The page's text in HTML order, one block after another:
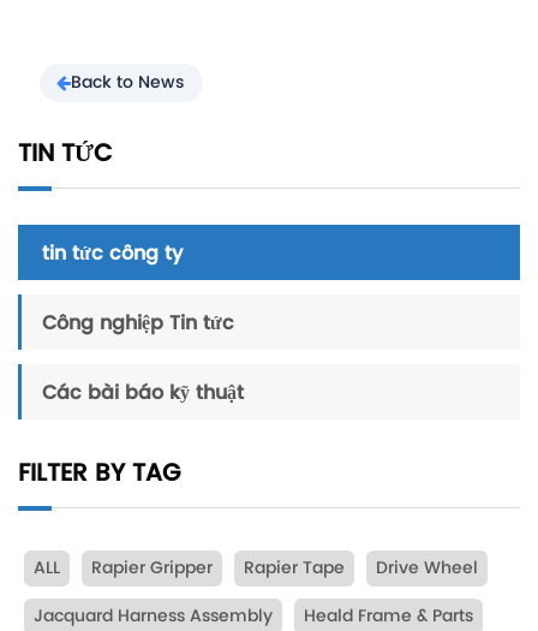
Back to News
TIN TỨC
tin tức công ty
Công nghiệp Tin tức
Các bài báo kỹ thuật
FILTER BY TAG
ALL Rapier Gripper Rapier Tape
Drive Wheel
Jacquard Harness Assembly
Heald Frame & Parts